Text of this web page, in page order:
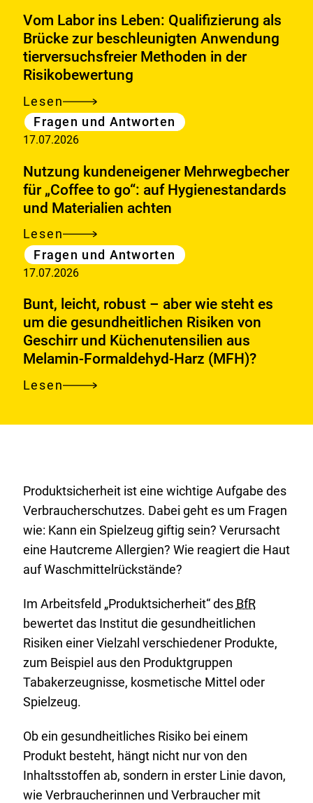
Lebensmitteln:
Wie
steht
es
um
das
gesundheitliche
Vom Labor ins Leben: Qualifizierung als
Brücke zur beschleunigten Anwendung
tierversuchsfreier Methoden in der
Risikobewertung
Lesen
Vom
Labor
Leben:
Qualifizierung
als
Brücke
zur
beschleunigten
tierversuchsfreier
Methoden
in
der
Risikobewertung
Kategorie
Fragen und Antworten
17.07.2026
Nutzung kundeneigener Mehrwegbecher
für „Coffee to go“: auf Hygienestandards
und Materialien achten
Lesen
Nutzung
kundeneigener
Mehrwegbecher
für
„Coffee
to
go“:
auf
Kategorie
Fragen und Antworten
17.07.2026
Bunt, leicht, robust – aber wie steht es
um die gesundheitlichen Risiken von
Geschirr und Küchenutensilien aus
Melamin-Formaldehyd-Harz (MFH)?
Lesen
Bunt,
wie
steht
es
um
die
Risiken
von
Geschirr
und
Küchenutensilien
aus
Melamin-
Formaldehyd-
Harz
(MFH)?
Produktsicherheit ist eine wichtige Aufgabe des
Verbraucherschutzes. Dabei geht es um Fragen
wie: Kann ein Spielzeug giftig sein? Verursacht
eine Hautcreme Allergien? Wie reagiert die Haut
auf Waschmittelrückstände?
Im Arbeitsfeld „Produktsicherheit“ des BfR
bewertet das Institut die gesundheitlichen
Risiken einer Vielzahl verschiedener Produkte,
zum Beispiel aus den Produktgruppen
Tabakerzeugnisse, kosmetische Mittel oder
Spielzeug.
Ob ein gesundheitliches Risiko bei einem
Produkt besteht, hängt nicht nur von den
Inhaltsstoffen ab, sondern in erster Linie davon,
wie Verbraucherinnen und Verbraucher mit